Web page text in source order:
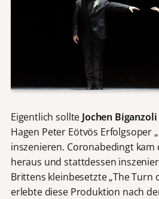
Eigentlich sollte Jochen Biganzoli
Hagen Peter Eötvös Erfolgsoper
inszenieren. Coronabedingt
heraus und stattdessen
Brittens kleinbesetzte „The Turn
erlebte diese Produktion nach